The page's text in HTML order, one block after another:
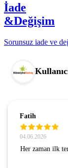
İade
&Değişim
Sorunsuz iade ve
Fatih
04.06.2026
Her zaman ilk